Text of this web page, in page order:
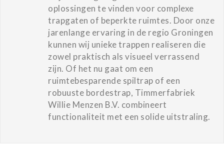
oplossingen te vinden voor complexe
trapgaten of beperkte ruimtes. Door onze
jarenlange ervaring in de regio Groningen
kunnen wij unieke trappen realiseren die
zowel praktisch als visueel verrassend
zijn. Of het nu gaat om een
ruimtebesparende spiltrap of een
robuuste bordestrap, Timmerfabriek
Willie Menzen B.V. combineert
functionaliteit met een solide uitstraling.